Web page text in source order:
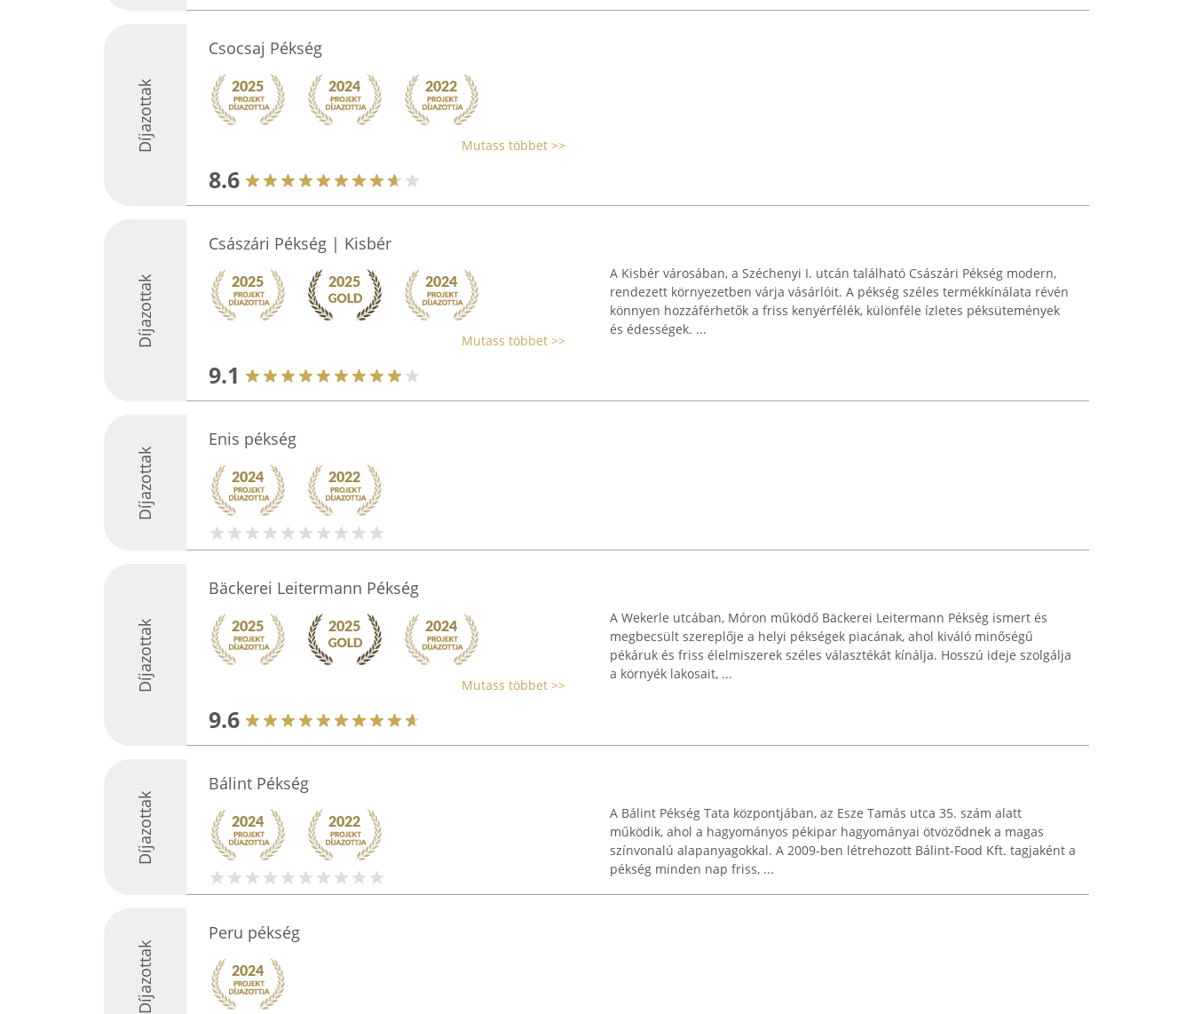
Díjazottak
Csocsaj Pékség
Mutass többet >>
8.6
Díjazottak
Császári Pékség | Kisbér
Mutass többet >>
9.1
A Kisbér városában, a Széchenyi I. utcán található Császári Pékség modern,
rendezett környezetben várja vásárlóit. A pékség széles termékkínálata révén
könnyen hozzáférhetők a friss kenyérfélék, különféle ízletes péksütemények
és édességek. ...
Díjazottak
Enis pékség
Díjazottak
Bäckerei Leitermann Pékség
Mutass többet >>
9.6
A Wekerle utcában, Móron működő Bäckerei Leitermann Pékség ismert és
megbecsült szereplője a helyi pékségek piacának, ahol kiváló minőségű
pékáruk és friss élelmiszerek széles választékát kínálja. Hosszú ideje szolgálja
a környék lakosait, ...
Díjazottak
Bálint Pékség
A Bálint Pékség Tata központjában, az Esze Tamás utca 35. szám alatt
működik, ahol a hagyományos pékipar hagyományai ötvöződnek a magas
színvonalú alapanyagokkal. A 2009-ben létrehozott Bálint-Food Kft. tagjaként a
pékség minden nap friss, ...
Díjazottak
Peru pékség